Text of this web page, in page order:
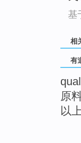
基
相
有
原
以